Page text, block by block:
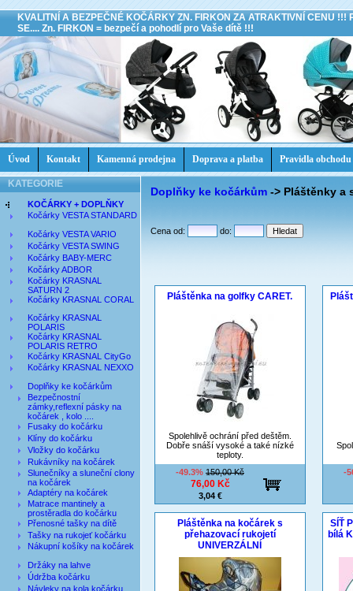
KVALITNÍ A BEZPEČNÉ KOČÁRKY ZN. FIRKON ZA ATRAKTIVNÍ CENU !!!
SE.... Zn. FIRKON = bezpečí a pohodlí pro Vaše dítě !!!
Úvod Kontakt Kamenná prodejna Doprava a platba Pravidla obchodu
KATEGORIE
KOČÁRKY + DOPLŇKY
Kočárky VESTA STANDARD
Kočárky VESTA VARIO
Kočárky VESTA SWING
Kočárky BABY-MERC
Kočárky ADBOR
Kočárky KRASNAL
SATURN 2
Kočárky KRASNAL CORAL
Kočárky KRASNAL
POLARIS
Kočárky KRASNAL
POLARIS RETRO
Kočárky KRASNAL CityGo
Kočárky KRASNAL NEXXO
Doplňky ke kočárkům
Bezpečnostní
zámky,reflexní pásky na
kočárek , kolo ....
Fusaky do kočárku
Klíny do kočárku
Vložky do kočárku
Rukávníky na kočárek
Slunečníky a sluneční clony
na kočárek
Adaptéry na kočárek
Matrace mantinely a
prostěradla do kočárku
Přenosné tašky na dítě
Tašky na rukojeť kočárku
Nákupní košíky na kočárek
Držáky na lahve
Údržba kočárku
Návleky na kola kočárku
Doplňky ke kočárkům -> Pláštěnky a
Cena od: do:
Pláštěnka na golfky CARET.
Spolehlivě ochrání před deštěm.
Dobře snáší vysoké a také nízké
teploty.
-49.3% 150,00 Kč
76,00 Kč
3,04 €
-
Pláštěnka na kočárek s
přehazovací rukojetí
UNIVERZÁLNÍ
SÍŤ
bílá